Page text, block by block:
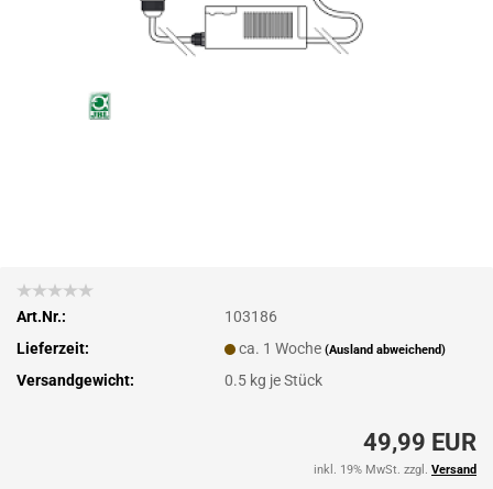
Art.Nr.:
103186
Lieferzeit:
ca. 1 Woche(Ausland abweichend)
Versandgewicht: 0.5 kg je Stück
49,99 EUR
inkl. 19% MwSt. zzgl. Versand